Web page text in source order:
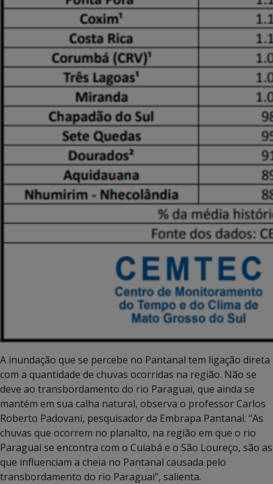
A inundação que se percebe no Pantanal tem ligação direta
com a quantidade de chuvas ocorridas na região. Não se
deve ao transbordamento do rio Paraguai, que ainda se
mantém em sua calha natural, observa o professor Carlos
Roberto Padovani, pesquisador da Embrapa Pantanal. “As
chuvas que ocorrem no planalto, na região em que o rio
Paraguai se encontra com o Cuiabá e o São Loureço, são as
que influenciam a cheia no Pantanal causada pelo
transbordamento do rio Paraguai”, salienta.